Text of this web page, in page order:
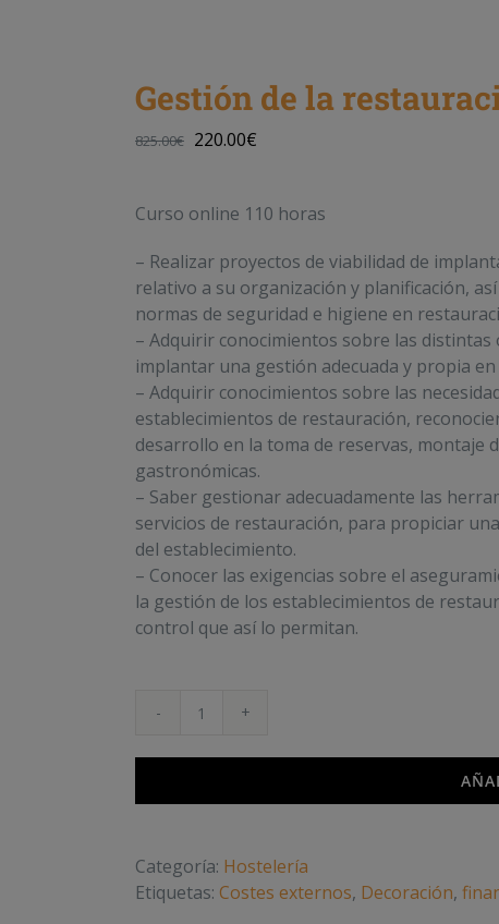
Gestión de la
825.00€ 220.00€
Curso online 110 horas
– Realizar proyectos de viabilidad de
relativo a su organización y planificación,
normas de seguridad e higiene en
– Adquirir conocimientos sobre las
implantar una gestión adecuada y propia
– Adquirir conocimientos sobre las
establecimientos de restauración,
desarrollo en la toma de reservas, montaje
gastronómicas.
– Saber gestionar adecuadamente las
servicios de restauración, para propiciar
del establecimiento.
– Conocer las exigencias sobre el
la gestión de los establecimientos de
control que así lo permitan.
Gestión
restauración
Categoría: Hostelería
Etiquetas: Costes externos, Decoración,